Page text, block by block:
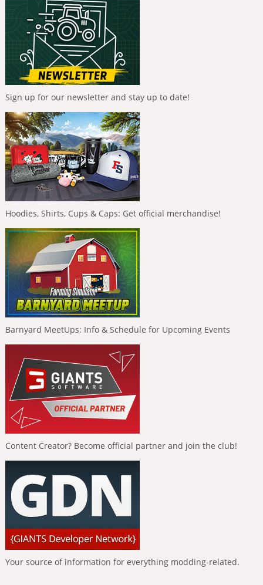
Sign up for our newsletter and stay up to date!
Hoodies, Shirts, Cups & Caps: Get official merchandise!
Barnyard MeetUps: Info & Schedule for Upcoming Events
Content Creator? Become official partner and join the club!
Your source of information for everything modding-related.